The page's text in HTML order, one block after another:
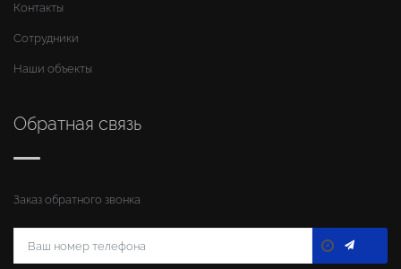
Контакты
Сотрудники
Наши объекты
Обратная связь
Заказ обратного звонка